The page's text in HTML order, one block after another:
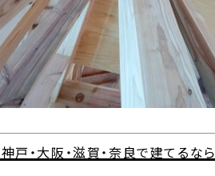
戸・大阪・滋賀・奈良で建てるなら